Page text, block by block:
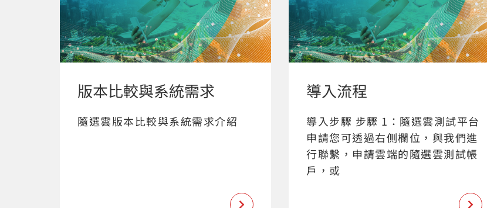
版本比較與系統需求
隨選雲版本比較與系統需求介紹
導入流程
導入步驟 步驟 1：隨選雲測試平台
申請您可透過右側欄位，與我們進
行聯繫，申請雲端的隨選雲測試帳
戶，或